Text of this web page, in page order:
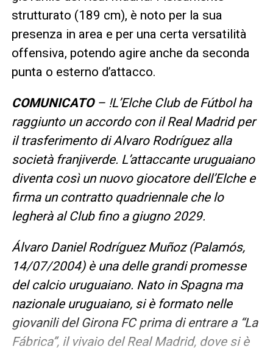
strutturato (189 cm), è noto per la sua
presenza in area e per una certa versatilità
offensiva, potendo agire anche da seconda
punta o esterno d’attacco.
COMUNICATO – !L’Elche Club de Fútbol ha
raggiunto un accordo con il Real Madrid per
il trasferimento di Alvaro Rodríguez alla
società franjiverde. L’attaccante uruguaiano
diventa così un nuovo giocatore dell’Elche e
firma un contratto quadriennale che lo
legherà al Club fino a giugno 2029.
Álvaro Daniel Rodríguez Muñoz (Palamós,
14/07/2004) è una delle grandi promesse
del calcio uruguaiano. Nato in Spagna ma
nazionale uruguaiano, si è formato nelle
giovanili del Girona FC prima di entrare a “La
Fábrica”, il vivaio del Real Madrid, dove si è